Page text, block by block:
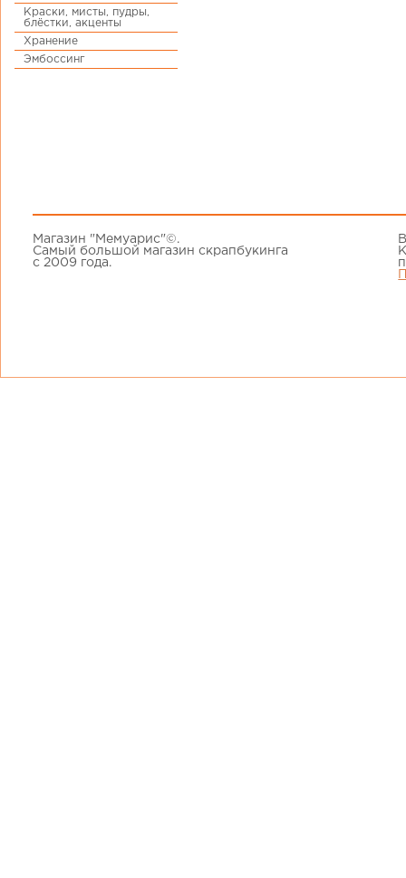
Краски, мисты, пудры,
блёстки, акценты
Хранение
Эмбоссинг
Магазин "Мемуарис"©.
Самый большой магазин скрапбукинга
с 2009 года.